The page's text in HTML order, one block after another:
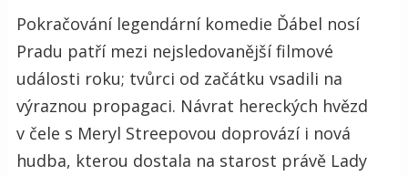
Pokračování legendární komedie Ďábel nosí
Pradu patří mezi nejsledovanější filmové
události roku; tvůrci od začátku vsadili na
výraznou propagaci. Návrat hereckých hvězd
v čele s Meryl Streepovou doprovází i nová
hudba, kterou dostala na starost právě Lady